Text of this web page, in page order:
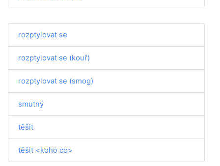
rozptylovat se
rozptylovat se (kouř)
rozptylovat se (smog)
smutný
těšit
těšit <koho co>